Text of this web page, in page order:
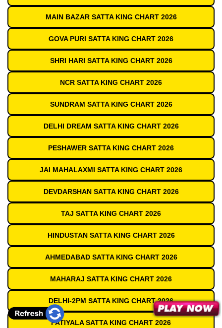
MAIN BAZAR SATTA KING CHART 2026
GOVA PURI SATTA KING CHART 2026
SHRI HARI SATTA KING CHART 2026
NCR SATTA KING CHART 2026
SUNDRAM SATTA KING CHART 2026
DELHI DREAM SATTA KING CHART 2026
PESHAWER SATTA KING CHART 2026
JAI MAHALAXMI SATTA KING CHART 2026
DEVDARSHAN SATTA KING CHART 2026
TAJ SATTA KING CHART 2026
HINDUSTAN SATTA KING CHART 2026
AHMEDABAD SATTA KING CHART 2026
MAHARAJ SATTA KING CHART 2026
DELHI-2PM SATTA KING CHART 2026
PATIYALA SATTA KING CHART 2026